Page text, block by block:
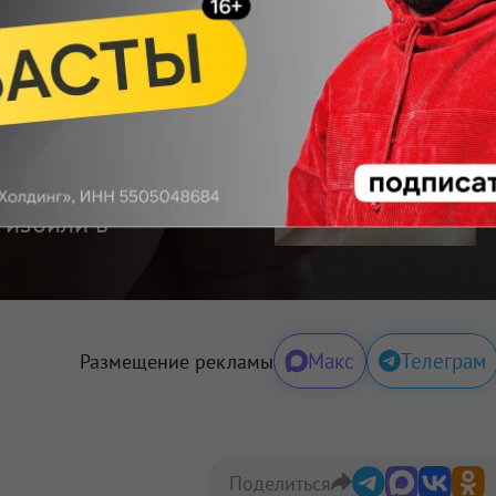
узнавайте первыми с Om1 в «Макс» Подписаться
Om1.ru
в
Великой
в
Размещение рекламы Макс Телеграм
Поделиться